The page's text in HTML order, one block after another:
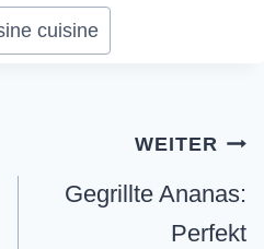
cuisine
WEITER
Gegrillte Ananas:
Perfekt